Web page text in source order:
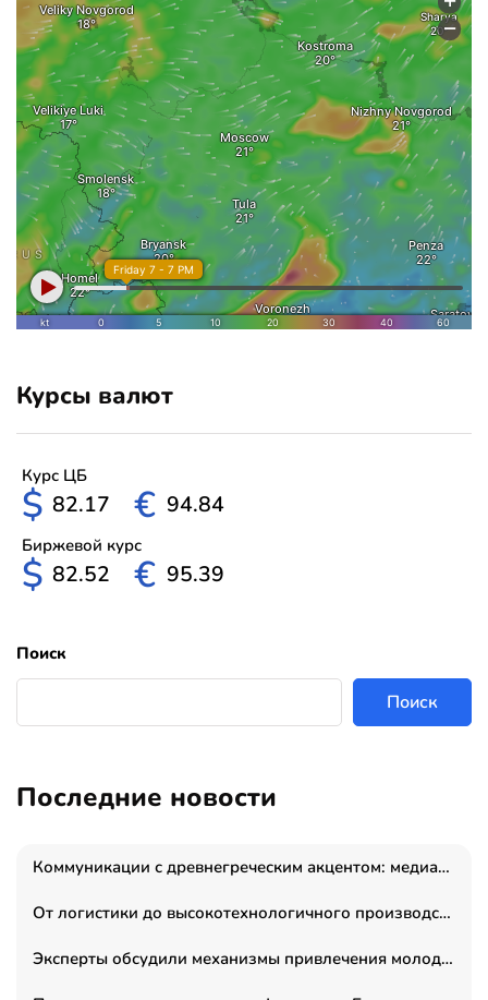
Курсы валют
Курс ЦБ
$ 82.17 € 94.84
Биржевой курс
$ 82.52 € 95.39
Поиск
Поиск
Последние новости
Коммуникации с древнегреческим акцентом: медиаменеджер и журналист Владимир Дергачев запустил коммуникационное агентство «Сократ 2.0»
От логистики до высокотехнологичного производства: как основатель “гагаринга” выстраивает экосистему безопасности и гражданских БПЛА
Эксперты обсудили механизмы привлечения молодых специалистов в промышленные города